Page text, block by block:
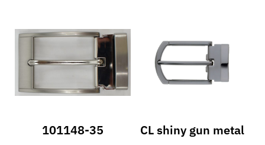
101148-35 CL shiny gun metal